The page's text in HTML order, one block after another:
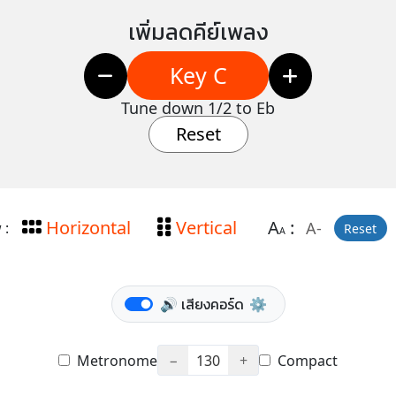
เพิ่มลดคีย์เพลง
Key C
Tune down 1/2 to Eb
Reset
: Horizontal Vertical AA: A- Reset
🔊 เสียงคอร์ด ⚙️
Metronome − 130 + Compact